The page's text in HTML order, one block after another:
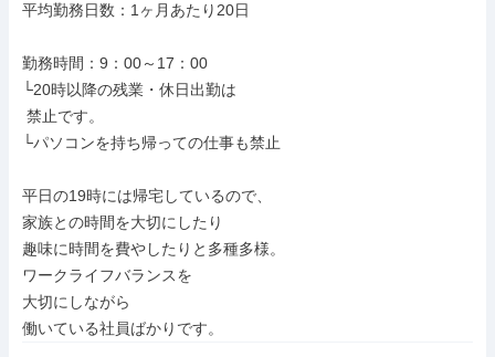
平均勤務日数：1ヶ月あたり20日
勤務時間：9：00～17：00
└20時以降の残業・休日出勤は
└パソコンを持ち帰っての仕事も禁止
平日の19時には帰宅しているので、
家族との時間を大切にしたり
趣味に時間を費やしたりと多種多様。
ワークライフバランスを
大切にしながら
働いている社員ばかりです。